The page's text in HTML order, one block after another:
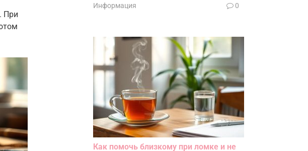
При
Информация 0
Как помочь близкому при ломке и не